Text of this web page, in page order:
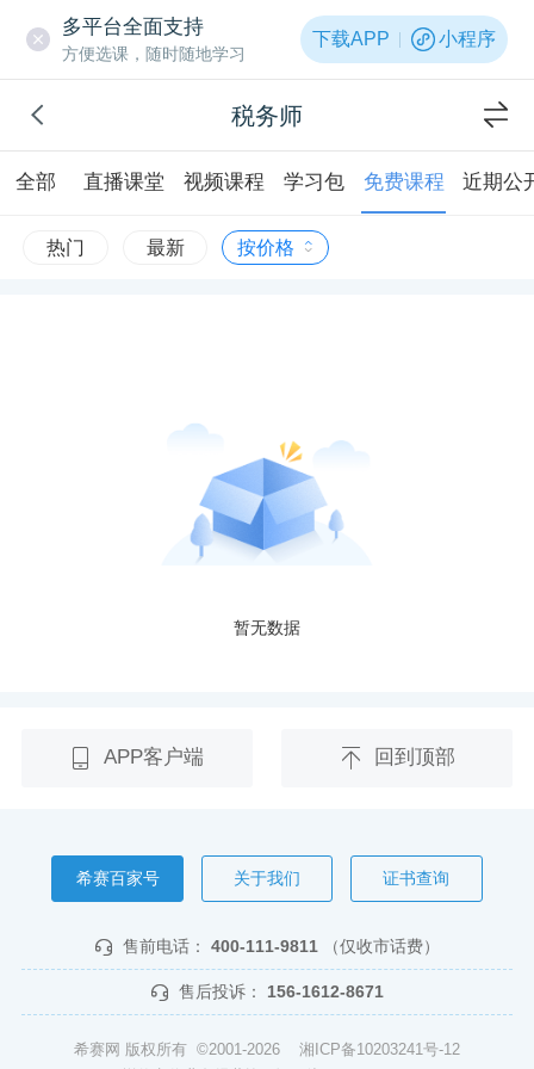
多平台全面支持
方便选课，随时随地学习
下载APP 小程序
税务师
全部 直播课堂 视频课程 学习包 免费课程 近期公
热门 最新 按价格
暂无数据
APP客户端 回到顶部
希赛百家号 关于我们 证书查询
售前电话： 400-111-9811 （仅收市话费）
售后投诉： 156-1612-8671
希赛网 版权所有 ©2001-2026 湘ICP备10203241号-12